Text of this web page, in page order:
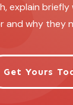
explain
and why they
Get Yours